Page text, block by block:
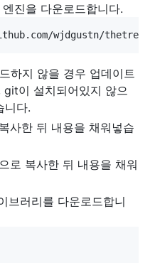
진을 다운로드합니다.
wjdgustn/thetree
하지 않을 경우 업데이트
git이 설치되어있지 않으
니다.
사한 뒤 내용을 채워넣습
로 복사한 뒤 내용을 채워
브러리를 다운로드합니